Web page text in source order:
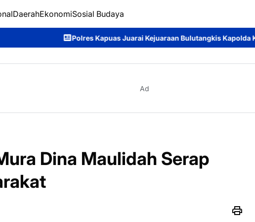
DaerahEkonomiSosial Budaya
Kapuas Juarai Kejuaraan Bulutangkis Kapolda Kalteng Cup 2026:
Ad
Dina Maulidah Serap